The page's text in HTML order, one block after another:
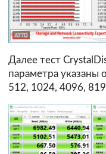
Далее тест
параметра указаны
512, 1024, 4096,